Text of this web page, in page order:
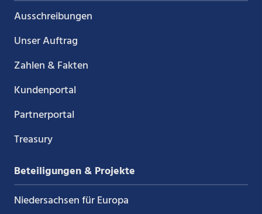
Ausschreibungen
Unser Auftrag
Zahlen & Fakten
Kundenportal
Partnerportal
Treasury
Beteiligungen & Projekte
Niedersachsen für Europa